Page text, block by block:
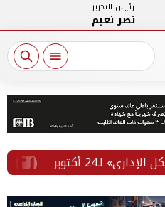
رئيس التحرير
نصر نعيم